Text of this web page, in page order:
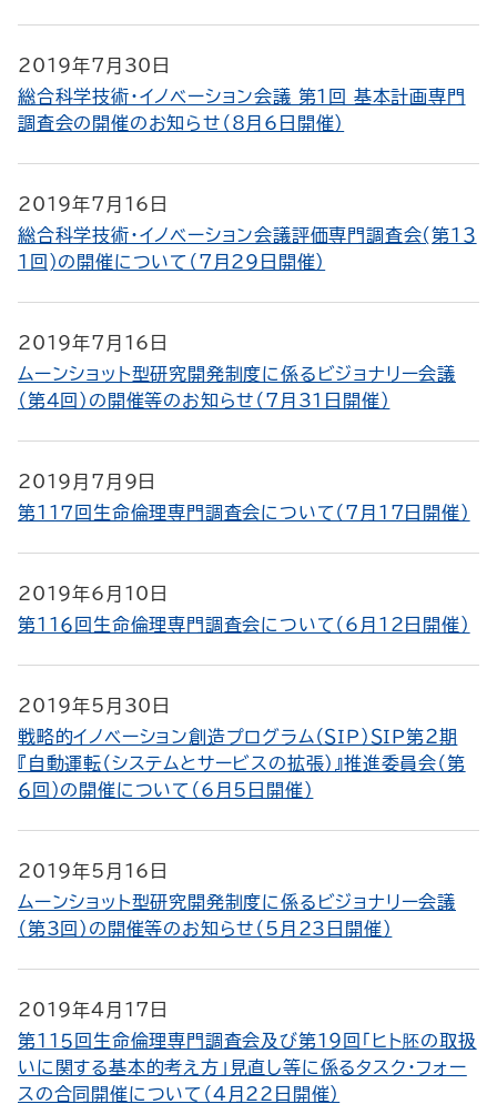
2019年7月30日
総合科学技術・イノベーション会議 第１回 基本計画専門
調査会の開催のお知らせ（8月6日開催）
2019年7月16日
総合科学技術・イノベーション会議評価専門調査会(第１３
１回)の開催について（7月29日開催）
2019年7月16日
ムーンショット型研究開発制度に係るビジョナリー会議
（第4回）の開催等のお知らせ（7月31日開催）
2019月7月9日
第１１７回生命倫理専門調査会について（7月17日開催）
2019年6月10日
第１１６回生命倫理専門調査会について（6月12日開催）
2019年5月30日
戦略的イノベーション創造プログラム（ＳＩＰ）ＳＩＰ第２期
『自動運転（システムとサービスの拡張）』推進委員会（第
６回）の開催について（6月5日開催）
2019年5月16日
ムーンショット型研究開発制度に係るビジョナリー会議
（第3回）の開催等のお知らせ（5月23日開催）
2019年4月17日
第１１５回生命倫理専門調査会及び第１９回「ヒト胚の取扱
いに関する基本的考え方」見直し等に係るタスク・フォー
スの合同開催について（4月22日開催）